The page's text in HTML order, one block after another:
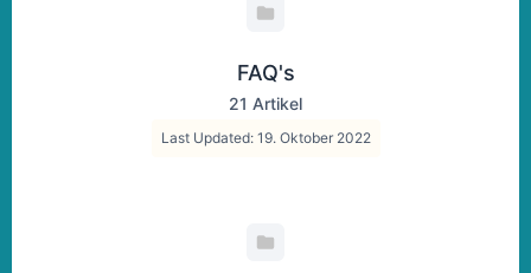
FAQ's
21 Artikel
Last Updated: 19. Oktober 2022